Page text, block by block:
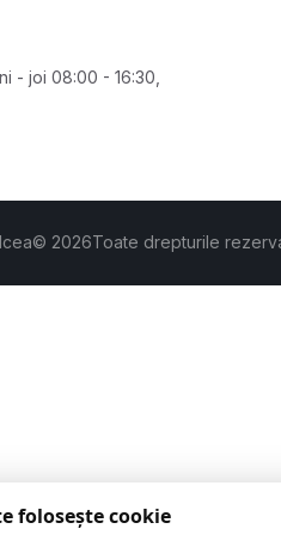
- joi 08:00 - 16:30,
© 2026Toate drepturile
folosește cookie